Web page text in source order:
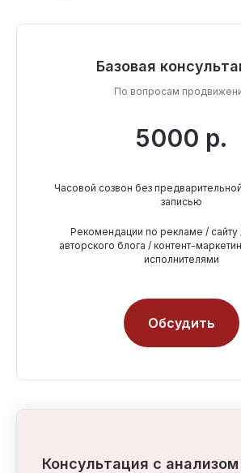
Базовая
По вопросам
5000 р.
Часовой созвон без
записью
Рекомендации по рекламе / сайту
авторского блога / контент-
исполнителями
Обсудить
Консультация с анализом